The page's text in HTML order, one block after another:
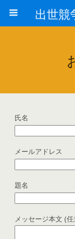
氏名
メールアドレス
題名
メッセージ本文 (任